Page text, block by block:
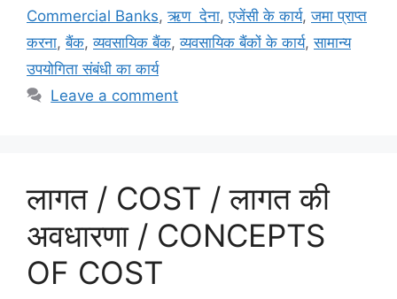
Commercial Banks,ऋण देना,एजेंसी के कार्य,जमा प्राप्त
करना,बैंक,व्यवसायिक बैंक,व्यवसायिक बैंकों के कार्य,सामान्य
उपयोगिता संबंधी का कार्य
Leave a comment
लागत / COST / लागत की
अवधारणा / CONCEPTS
OF COST